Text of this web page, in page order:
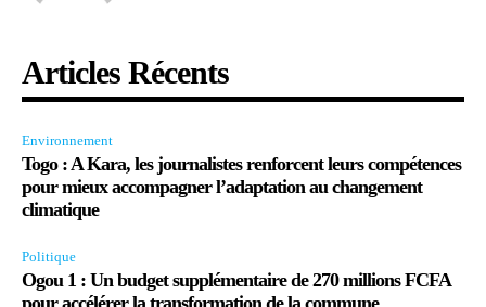
Articles Récents
Environnement
Togo : A Kara, les journalistes renforcent leurs compétences
pour mieux accompagner l’adaptation au changement
climatique
Politique
Ogou 1 : Un budget supplémentaire de 270 millions FCFA
pour accélérer la transformation de la commune